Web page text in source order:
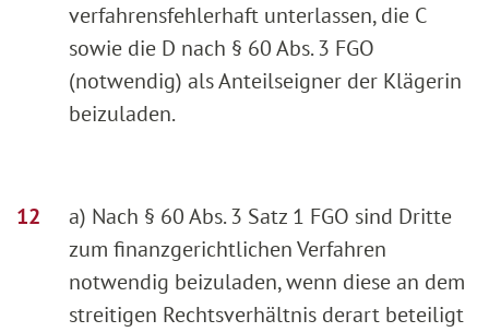
verfahrensfehlerhaft unterlassen, die C
sowie die D nach § 60 Abs. 3 FGO
(notwendig) als Anteilseigner der Klägerin
beizuladen.
a) Nach § 60 Abs. 3 Satz 1 FGO sind Dritte
zum finanzgerichtlichen Verfahren
notwendig beizuladen, wenn diese an dem
streitigen Rechtsverhältnis derart beteiligt